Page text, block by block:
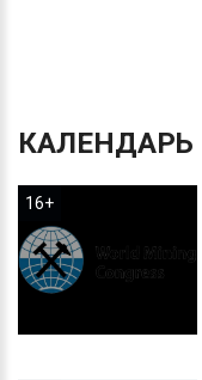
КАЛЕНДАРЬ
16+